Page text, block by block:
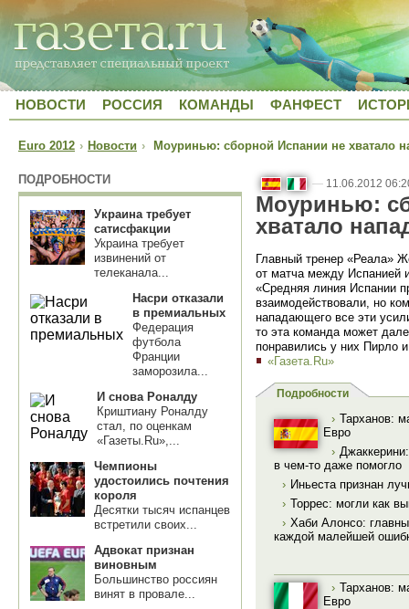
НОВОСТИ РОССИЯ КОМАНДЫ ФАНФЕСТ
Euro 2012 › Новости › Моуринью: сборной Испании не хватало
ПОДРОБНОСТИ
Украина требует
сатисфакции
Украина требует
извинений от
телеканала...
Насри отказали
в премиальных
Федерация
футбола
Франции
заморозила...
И снова Роналду
Криштиану Роналду
стал, по оценкам
«Газеты.Ru»,...
Чемпионы
удостоились почтения
короля
Десятки тысяч испанцев
встретили своих...
Адвокат признан
виновным
Большинство россиян
винят в провале...
— 11.06.2012
Моуринью:
хватало
Главный тренер «Реала»
от матча между Испанией
«Средняя линия Испании
взаимодействовали, но
нападающего все эти
то эта команда может
понравились у них Пирло
«Газета.Ru»
Подробности
› Тарханов:
Евро
›
в чем-то даже помогло
› Иньеста признан
› Торрес: могли как
› Хаби Алонсо:
каждой малейшей
› Тарханов:
Евро